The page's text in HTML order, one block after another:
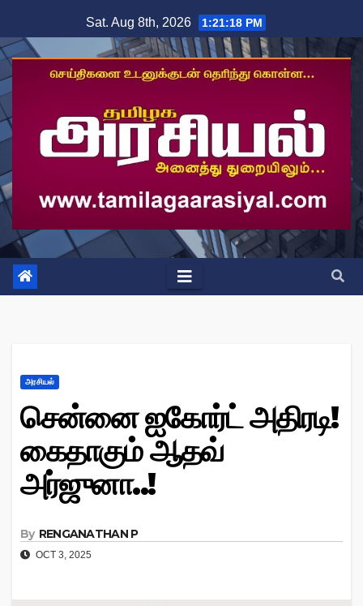
to
content
Sat. Aug 8th, 2026 1:21:19 PM
அரசியல்
சென்னை ஐகோர்ட் அதிரடி!
கைதாகும் ஆதவ்
அர்ஜுனா..!
By RENGANATHAN P
OCT 3, 2025